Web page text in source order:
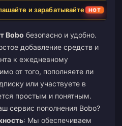
и зарабатывайте HOT
Bobo безопасно и удобно.
добавление средств и
к ежедневному
от того, пополняете ли
или участвуете в
простым и понятным.
сервис пополнения Bobo?
: Мы обеспечиваем